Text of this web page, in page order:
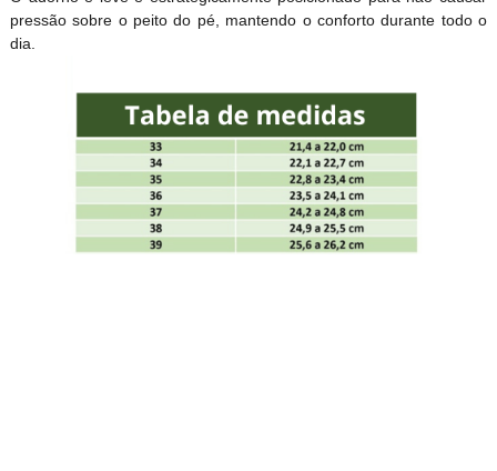
pressão sobre o peito do pé, mantendo o conforto durante todo o
dia.